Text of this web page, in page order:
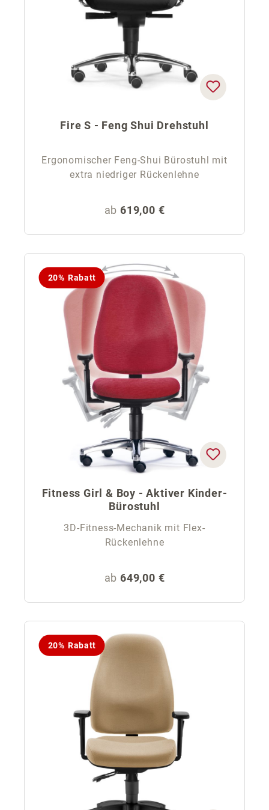
Fire S - Feng Shui Drehstuhl
Ergonomischer Feng-Shui Bürostuhl mit
extra niedriger Rückenlehne
Regulärer Preis:
ab 619,00 €
20% Rabatt
Fitness Girl & Boy - Aktiver Kinder-
Bürostuhl
3D-Fitness-Mechanik mit Flex-
Rückenlehne
Regulärer Preis:
ab 649,00 €
20% Rabatt